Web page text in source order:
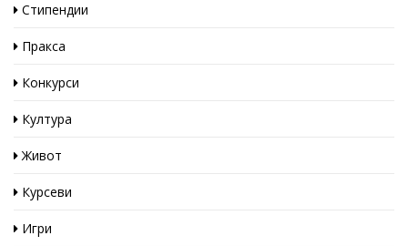
Стипендии
Пракса
Конкурси
Култура
Живот
Курсеви
Игри